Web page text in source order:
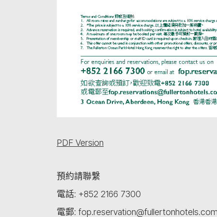
PDF Version
預約請聯繫
電話: +852 2166 7300
電郵: